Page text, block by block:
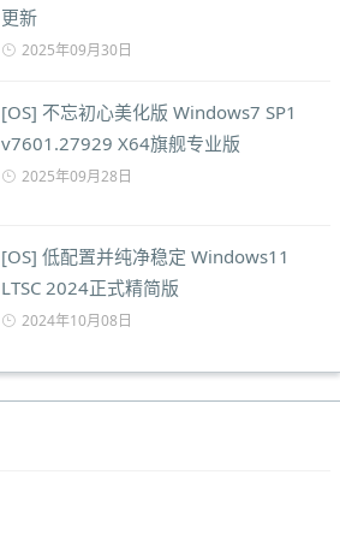
更新
2025年09月30日
[OS] 不忘初心美化版 Windows7 SP1
v7601.27929 X64旗舰专业版
2025年09月28日
[OS] 低配置并纯净稳定 Windows11
LTSC 2024正式精简版
2024年10月08日